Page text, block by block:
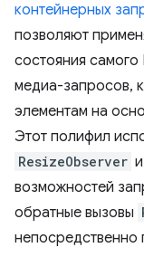
контейнерных
позволяют
состояния самого
медиа-запросов,
элементам на
Этот полифил
ResizeObserver и
возможностей
обратные вызовы
непосредственно